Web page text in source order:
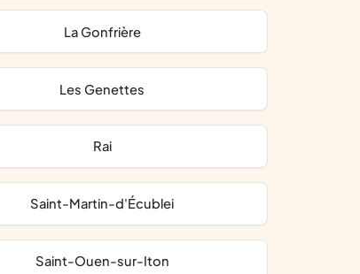
La Gonfrière
Les Genettes
Rai
Saint-Martin-d'Écublei
Saint-Ouen-sur-Iton